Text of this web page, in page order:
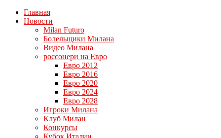
Главная
Новости
Milan Futuro
Болельщики Милана
Видео Милана
россонери на Евро
Евро 2012
Евро 2016
Евро 2020
Евро 2024
Евро 2028
Игроки Милана
Клуб Милан
Конкурсы
Кубок Италии